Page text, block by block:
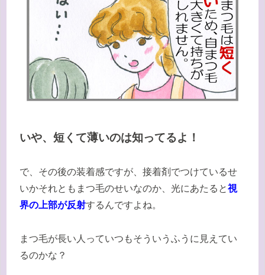
いや、短くて薄いのは知ってるよ！
で、その後の装着感ですが、接着剤でつけているせ
いかそれともまつ毛のせいなのか、光にあたると視
界の上部が反射するんですよね。
まつ毛が長い人っていつもそういうふうに見えてい
るのかな？